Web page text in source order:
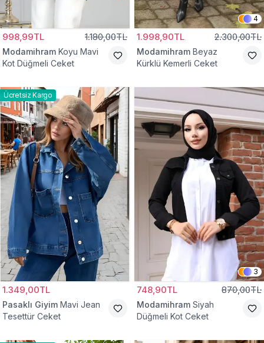
998,99TL 1.180,00TL
Modamihram Koyu Mavi
Kot Düğmeli Ceket
4
1.998,90TL 2.300,00TL
Modamihram Beyaz
Kürklü Kemerli Ceket
Ücretsiz Kargo
1.349,00TL
Pasaklı Giyim Mavi Jean
Tesettür Ceket
3
748,90TL 870,00TL
Modamihram Siyah
Düğmeli Kot Ceket